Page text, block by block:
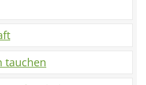
tauchen